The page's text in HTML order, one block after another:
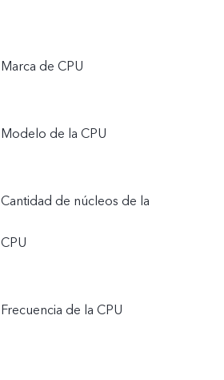
Marca de CPU
Modelo de la CPU
Cantidad de núcleos de la
CPU
Frecuencia de la CPU